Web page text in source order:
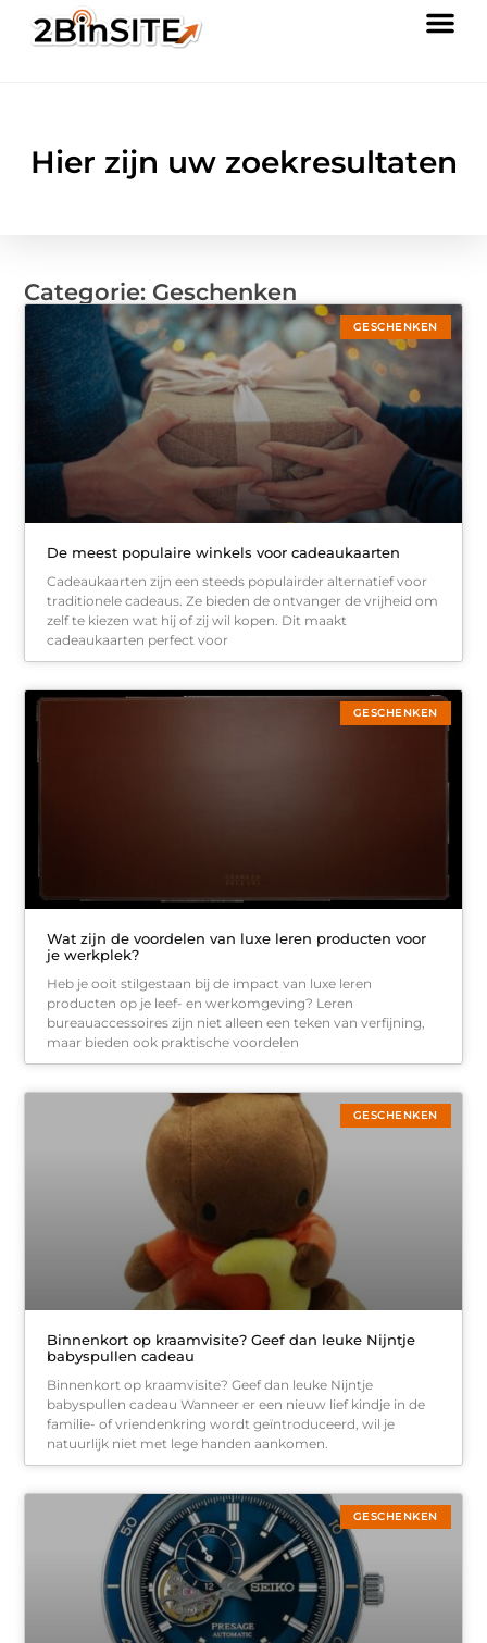
Hier zijn uw zoekresultaten
Categorie: Geschenken
GESCHENKEN
De meest populaire winkels voor cadeaukaarten
Cadeaukaarten zijn een steeds populairder alternatief voor
traditionele cadeaus. Ze bieden de ontvanger de vrijheid om
zelf te kiezen wat hij of zij wil kopen. Dit maakt
cadeaukaarten perfect voor
GESCHENKEN
Wat zijn de voordelen van luxe leren producten voor
je werkplek?
Heb je ooit stilgestaan bij de impact van luxe leren
producten op je leef- en werkomgeving? Leren
bureauaccessoires zijn niet alleen een teken van verfijning,
maar bieden ook praktische voordelen
GESCHENKEN
Binnenkort op kraamvisite? Geef dan leuke Nijntje
babyspullen cadeau
Binnenkort op kraamvisite? Geef dan leuke Nijntje
babyspullen cadeau Wanneer er een nieuw lief kindje in de
familie- of vriendenkring wordt geïntroduceerd, wil je
natuurlijk niet met lege handen aankomen.
GESCHENKEN